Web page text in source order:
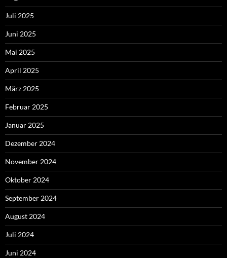
Juli 2025
Juni 2025
Mai 2025
April 2025
März 2025
Februar 2025
Januar 2025
Dezember 2024
November 2024
Oktober 2024
September 2024
August 2024
Juli 2024
Juni 2024